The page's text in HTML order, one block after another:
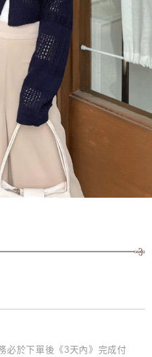
必於下單後《3天內》完成付